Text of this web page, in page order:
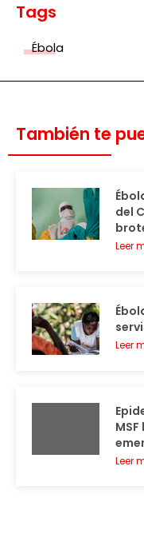
Tags
Ébola
También te
del
Leer
Leer
Leer